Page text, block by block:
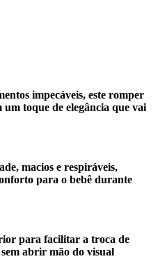
impecáveis, este romper
toque de elegância que vai
macios e respiráveis,
para o bebê durante
para facilitar a troca de
abrir mão do visual